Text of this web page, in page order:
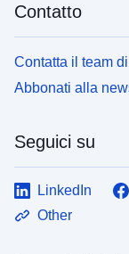
Contatto
Contatta il team
Abbonati alla
Seguici su
LinkedIn
Other